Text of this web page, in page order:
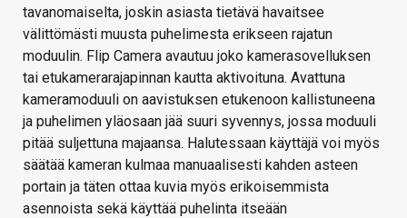
tavanomaiselta, joskin asiasta tietävä havaitsee
välittömästi muusta puhelimesta erikseen rajatun
moduulin. Flip Camera avautuu joko kamerasovelluksen
tai etukamerarajapinnan kautta aktivoituna. Avattuna
kameramoduuli on aavistuksen etukenoon kallistuneena
ja puhelimen yläosaan jää suuri syvennys, jossa moduuli
pitää suljettuna majaansa. Halutessaan käyttäjä voi myös
säätää kameran kulmaa manuaalisesti kahden asteen
portain ja täten ottaa kuvia myös erikoisemmista
asennoista sekä käyttää puhelinta itseään